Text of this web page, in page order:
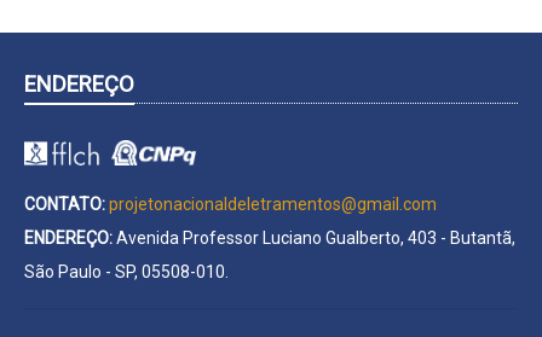
ENDEREÇO
CONTATO:projetonacionaldeletramentos@gmail.com
ENDEREÇO:Avenida Professor Luciano Gualberto, 403 - Butantã,
São Paulo - SP, 05508-010.